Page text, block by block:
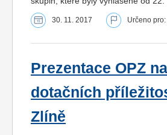
30. 11. 2017 Určeno pro:
Prezentace OPZ
dotačních
Zlíně